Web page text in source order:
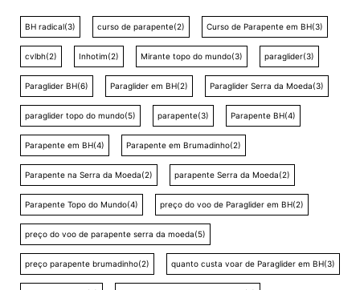
BH radical(3) curso de parapente(2) Curso de Parapente em BH(3)
cvlbh(2) Inhotim(2) Mirante topo do mundo(3) paraglider(3)
Paraglider BH(6) Paraglider em BH(2) Paraglider Serra da Moeda(3)
paraglider topo do mundo(5) parapente(3) Parapente BH(4)
Parapente em BH(4) Parapente em Brumadinho(2)
Parapente na Serra da Moeda(2) parapente Serra da Moeda(2)
Parapente Topo do Mundo(4) preço do voo de Paraglider em BH(2)
preço do voo de parapente serra da moeda(5)
preço parapente brumadinho(2) quanto custa voar de Paraglider em BH(3)